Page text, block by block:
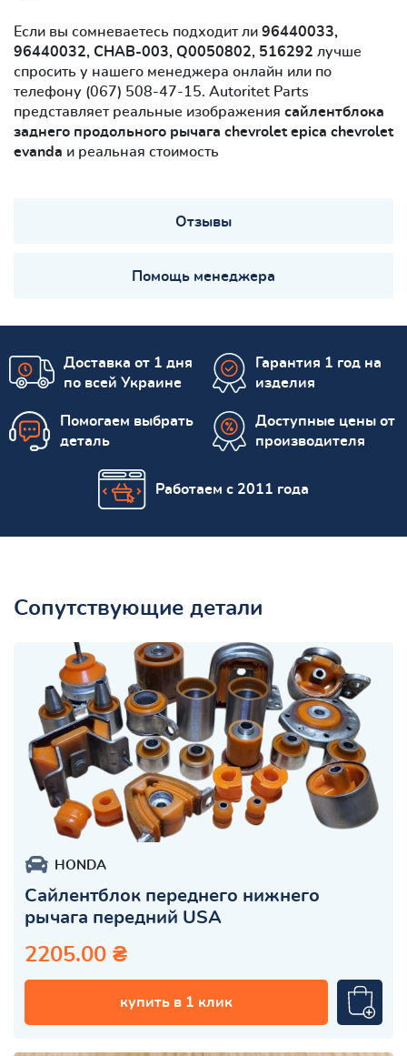
Если вы сомневаетесь подходит ли 96440033,
96440032, CHAB-003, Q0050802, 516292 лучше
спросить у нашего менеджера онлайн или по
телефону (067) 508-47-15. Autoritet Parts
представляет реальные изображения сайлентблокa
заднего продольного рычага chevrolet epica chevrolet
evanda и реальная стоимость
Отзывы
Помощь менеджера
Доставка от 1 дня
по всей Украине
Гарантия 1 год на
изделия
Помогаем выбрать
деталь
Доступные цены от
производителя
Работаем с 2011 года
Сопутствующие детали
HONDA
Сайлентблок переднего нижнего
рычага передний USA
2205.00 ₴
купить в 1 клик